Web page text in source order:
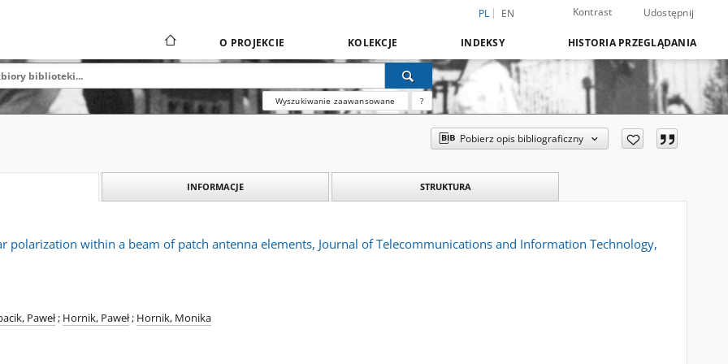
PL EN Kontrast Udostępnij
O PROJEKCIE KOLEKCJE INDEKSY HISTORIA PRZEGLĄDANIA
Wyszukiwanie zaawansowane ?
Pobierz opis bibliograficzny
INFORMACJE STRUKTURA
polarization within a beam of patch antenna elements, Journal of Telecommunications and Information Technology,
Paweł; Hornik, Paweł; Hornik, Monika